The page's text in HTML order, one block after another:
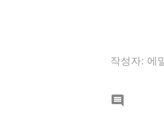
작성자: 에
